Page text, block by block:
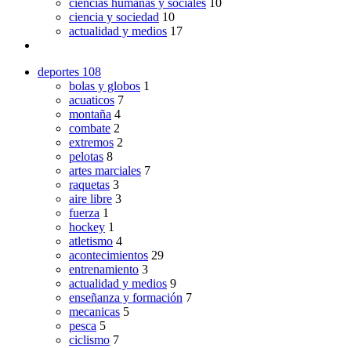
ciencias humanas y sociales
10
ciencia y sociedad 10
actualidad y medios 17
deportes 108
bolas y globos 1
acuaticos 7
montaña 4
combate 2
extremos 2
pelotas 8
artes marciales 7
raquetas 3
aire libre 3
fuerza 1
hockey 1
atletismo 4
acontecimientos 29
entrenamiento 3
actualidad y medios 9
enseñanza y formación 7
mecanicas 5
pesca 5
ciclismo 7